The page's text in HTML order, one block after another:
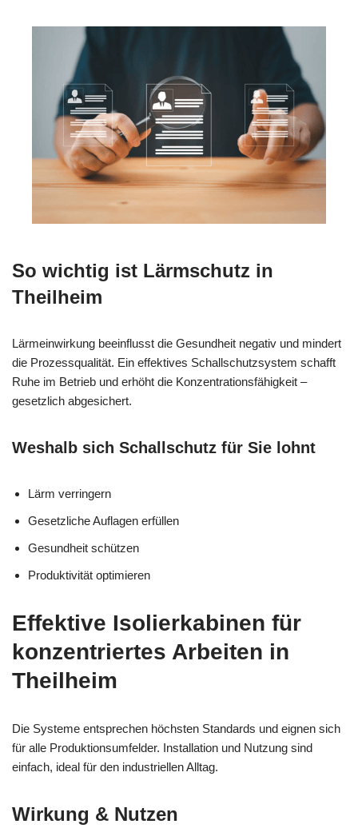
So wichtig ist Lärmschutz in
Theilheim
Lärmeinwirkung beeinflusst die Gesundheit negativ und mindert
die Prozessqualität. Ein effektives Schallschutzsystem schafft
Ruhe im Betrieb und erhöht die Konzentrationsfähigkeit –
gesetzlich abgesichert.
Weshalb sich Schallschutz für Sie lohnt
Lärm verringern
Gesetzliche Auflagen erfüllen
Gesundheit schützen
Produktivität optimieren
Effektive Isolierkabinen für
konzentriertes Arbeiten in
Theilheim
Die Systeme entsprechen höchsten Standards und eignen sich
für alle Produktionsumfelder. Installation und Nutzung sind
einfach, ideal für den industriellen Alltag.
Wirkung & Nutzen